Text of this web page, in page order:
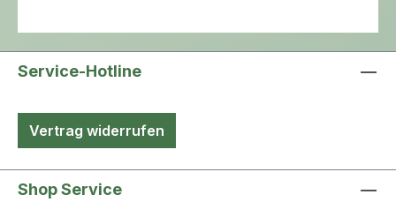
Service-Hotline
Vertrag widerrufen
Shop Service